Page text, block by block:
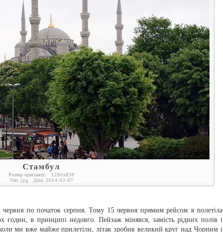
Стамбул
Розмір оригіналу: 1280x838
Тип: jpg Дата: 2014-02-07
червня по початок серпня. Тому 15 червня прямим рейсом я полетіла
годин, в принципі недовго. Пейзаж мінявся, замість рідних полів і
коли ми вже майже прилетіли, літак зробив великий круг над Чорним і